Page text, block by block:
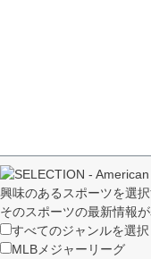
興味のあるスポーツを選択
そのスポーツの最新情報が
すべてのジャンルを選択
MLB メジャーリーグ